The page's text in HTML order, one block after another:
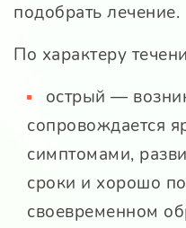
подобрать лечение.
По характеру
острый —
сопровождается
симптомами,
сроки и хорошо
своевременном